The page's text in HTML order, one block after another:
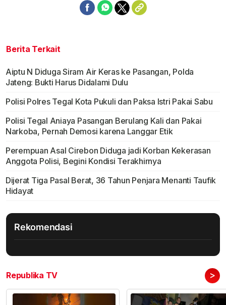
Berita Terkait
Aiptu N Diduga Siram Air Keras ke Pasangan, Polda
Jateng: Bukti Harus Didalami Dulu
Polisi Polres Tegal Kota Pukuli dan Paksa Istri Pakai Sabu
Polisi Tegal Aniaya Pasangan Berulang Kali dan Pakai
Narkoba, Pernah Demosi karena Langgar Etik
Perempuan Asal Cirebon Diduga jadi Korban Kekerasan
Anggota Polisi, Begini Kondisi Terakhirnya
Dijerat Tiga Pasal Berat, 36 Tahun Penjara Menanti Taufik
Hidayat
Rekomendasi
Republika TV >